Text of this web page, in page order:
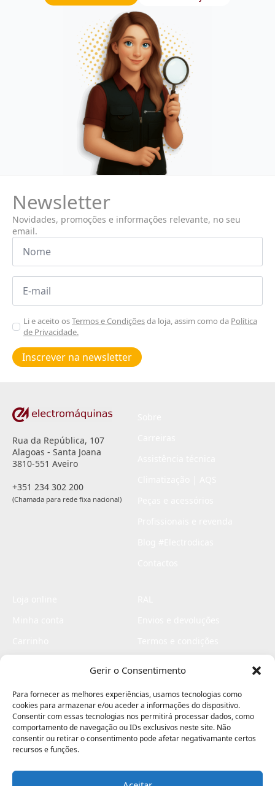
Gerir o Consentimento
Para fornecer as melhores experiências, usamos tecnologias como
cookies para armazenar e/ou aceder a informações do dispositivo.
Consentir com essas tecnologias nos permitirá processar dados, como
comportamento de navegação ou IDs exclusivos neste site. Não
consentir ou retirar o consentimento pode afetar negativamante certos
recursos e funções.
Newsletter
Novidades, promoções e informações relevante, no seu
email.
Nome
Email
Aceitar
Poiticas
de
privacidade
Li e aceito osTermos e Condiçõesda loja, assim como da Política
de Privacidade.
Inscrever na newsletter
Rua da República, 107
Alagoas - Santa Joana
3810-551 Aveiro
+351 234 302 200
(Chamada para rede fixa nacional)
Livro de elogios